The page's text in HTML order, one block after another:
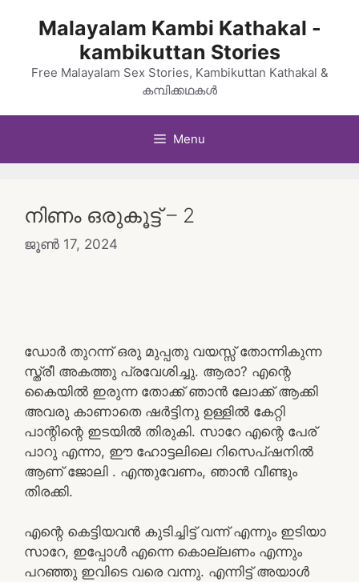
Malayalam Kambi Kathakal -
kambikuttan Stories
Free Malayalam Sex Stories, Kambikuttan Kathakal &
കമ്പിക്കഥകൾ
Menu
നിണം ഒരുകൂട്ട് – 2
ജൂൺ 17, 2024
ഡോർ തുറന്ന് ഒരു മുപ്പതു വയസ്സ് തോന്നികുന്ന
സ്ത്രീ അകത്തു പ്രവേശിച്ചു. ആരാ? എന്റെ
കൈയിൽ ഇരുന്ന തോക്ക് ഞാൻ ലോക്ക് ആക്കി
അവരു കാണാതെ ഷർട്ടിനു ഉള്ളിൽ കേറ്റി
പാന്റിന്റെ ഇടയിൽ തിരുകി. സാറേ എന്റെ പേര്
പാറു എന്നാ, ഈ ഹോട്ടലിലെ റിസെപ്ഷനിൽ
ആണ് ജോലി . എന്തുവേണം, ഞാൻ വീണ്ടും
തിരക്കി.
എന്റെ കെട്ടിയവൻ കുടിച്ചിട്ട് വന്ന് എന്നും ഇടിയാ
സാറേ, ഇപ്പോൾ എന്നെ കൊല്ലണം എന്നും
പറഞ്ഞു ഇവിടെ വരെ വന്നു. എന്നിട്ട് അയാൾ